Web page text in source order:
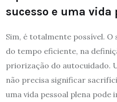
sucesso e uma vida
Sim, é totalmente possível.
do tempo eficiente, na
priorização do autocuidado.
não precisa significar
uma vida pessoal plena pode